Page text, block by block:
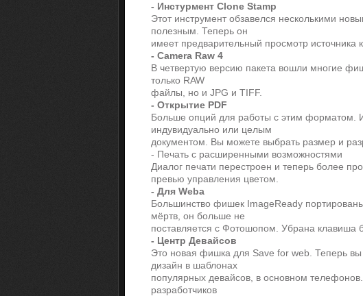
- Инстурмент Clone Stamp
Этот инструмент обзавелся несколькими
полезным. Теперь он
имеет предварительный просмотр источника
- Camera Raw 4
В четвертую версию пакета вошли многие
только RAW
файлы, но и JPG и TIFF.
- Открытие PDF
Больше опций для работы с этим форматом.
индувидуально или целым
документом. Вы можете выбрать размер и
- Печать с расширенными возможностями
Диалог печати перестроен и теперь более
превью управления цветом.
- Для Webа
Большинство фишек ImageReady
мёртв, он больше не
поставляется с Фотошопом. Убрана клавиша
- Центр Девайсов
Это новая фишка для Save for web. Теперь
дизайн в шаблонах
популярных девайсов, в основном
разработчиков